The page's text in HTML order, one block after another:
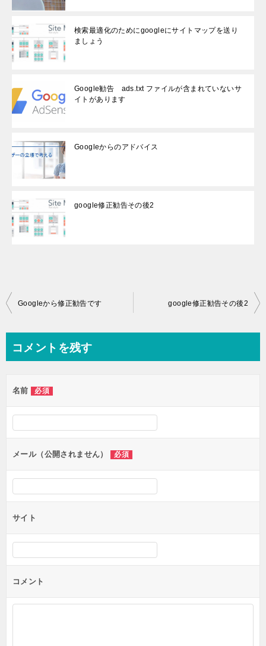
検索最適化のためにgoogleにサイトマップを送り
ましょう
Google勧告 ads.txt ファイルが含まれていないサ
イトがあります
Googleからのアドバイス
google修正勧告その後2
投
ビ
ー
シ
ョ
ン
Googleから修正勧告です google修正勧告その後2
コメントを残す
名前 必須
メール（公開されません） 必須
サイト
コメント